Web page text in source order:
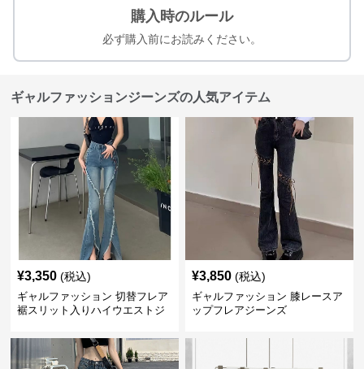
購入時のルール
必ず購入前にお読みください。
ギャルファッションジーンズの人気アイテム
¥3,350 (税込)
ギャルファッション 切替フレア
裾スリット入りハイウエストジ
¥3,850 (税込)
ギャルファッション 膝レースア
ップフレアジーンズ